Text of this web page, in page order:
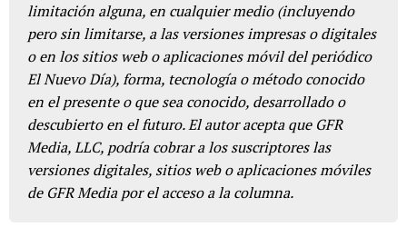
limitación alguna, en cualquier medio (incluyendo
pero sin limitarse, a las versiones impresas o digitales
o en los sitios web o aplicaciones móvil del periódico
El Nuevo Día), forma, tecnología o método conocido
en el presente o que sea conocido, desarrollado o
descubierto en el futuro. El autor acepta que GFR
Media, LLC, podría cobrar a los suscriptores las
versiones digitales, sitios web o aplicaciones móviles
de GFR Media por el acceso a la columna.